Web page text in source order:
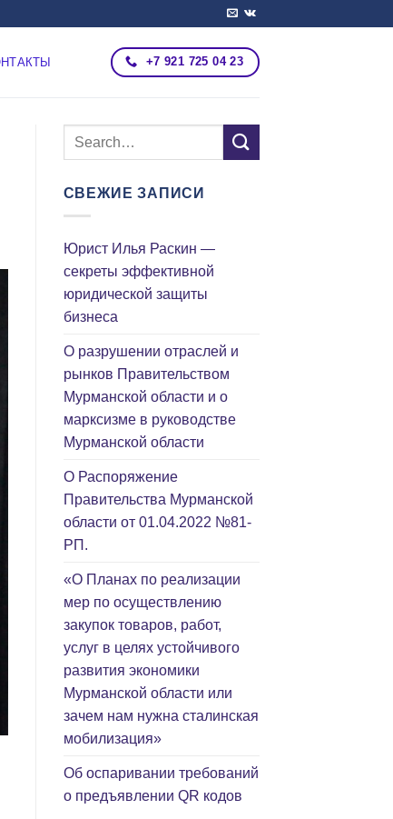
+7 921 725 04 23
СВЕЖИЕ ЗАПИСИ
Юрист Илья Раскин —
секреты эффективной
юридической защиты
бизнеса
О разрушении отраслей и
рынков Правительством
Мурманской области и о
марксизме в руководстве
Мурманской области
О Распоряжение
Правительства Мурманской
области от 01.04.2022 №81-
РП.
«О Планах по реализации
мер по осуществлению
закупок товаров, работ,
услуг в целях устойчивого
развития экономики
Мурманской области или
зачем нам нужна сталинская
мобилизация»
Об оспаривании требований
о предъявлении QR кодов